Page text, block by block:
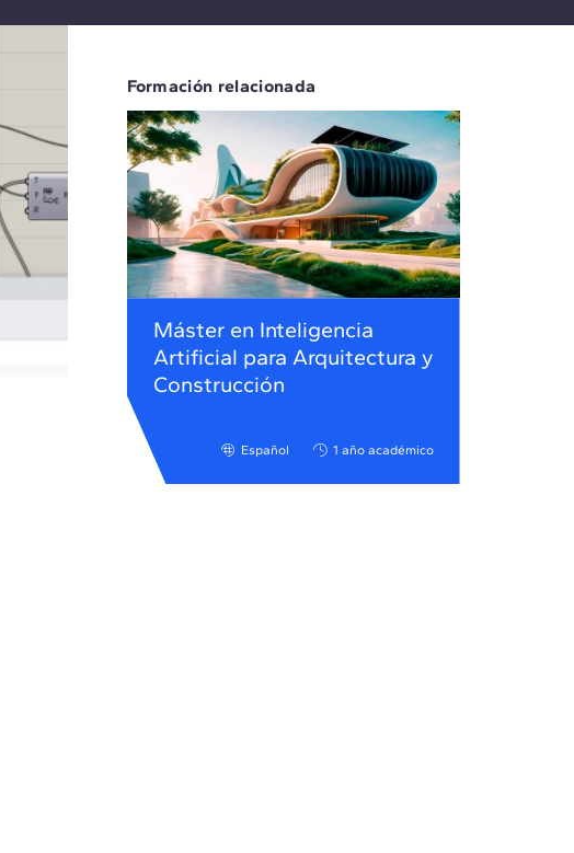
Formación relacionada
Máster en Inteligencia
Artificial para Arquitectura y
Construcción
Español 1 año académico